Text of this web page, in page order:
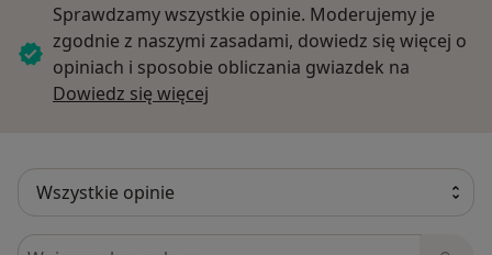
Sprawdzamy wszystkie opinie. Moderujemy je
zgodnie z naszymi zasadami, dowiedz się więcej o
opiniach i sposobie obliczania gwiazdek na
Dowiedz się więcej
Szukaj w opiniach